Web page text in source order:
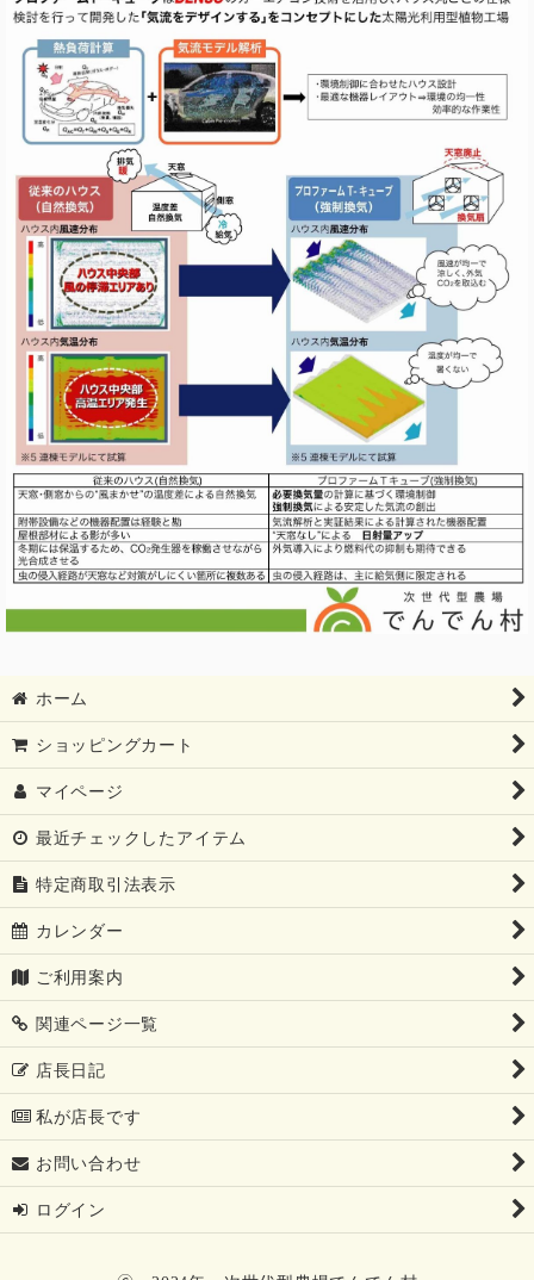
ホーム
ショッピングカート
マイページ
最近チェックしたアイテム
特定商取引法表示
カレンダー
ご利用案内
関連ページ一覧
店長日記
私が店長です
お問い合わせ
ログイン